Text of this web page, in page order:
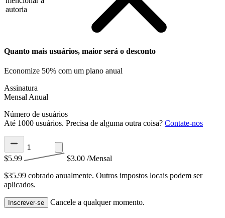
autoria
Quanto mais usuários, maior será o desconto
Economize 50% com um plano anual
Assinatura
Mensal Anual
Número de usuários
Até 1000 usuários. Precisa de alguma outra coisa? Contate-nos
$5.99 $3.00 /Mensal
$35.99 cobrado anualmente. Outros impostos locais podem ser
aplicados.
Inscrever-se Cancele a qualquer momento.